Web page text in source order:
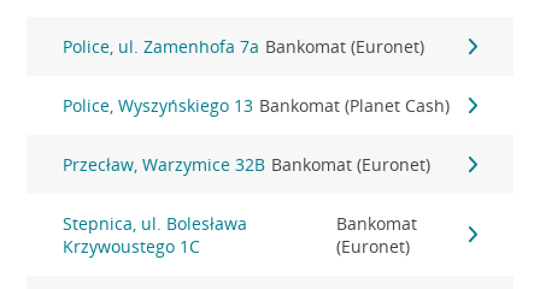
Police, ul. Zamenhofa 7a Bankomat (Euronet)
Police, Wyszyńskiego 13 Bankomat (Planet Cash)
Przecław, Warzymice 32B Bankomat (Euronet)
Stepnica, ul. Bolesława
Krzywoustego 1C
Bankomat
(Euronet)